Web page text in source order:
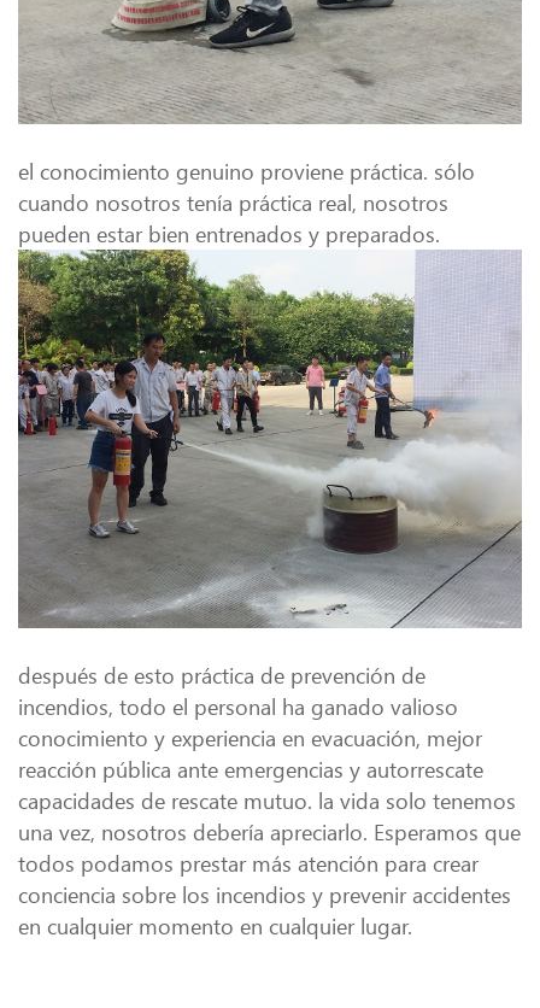
el conocimiento genuino proviene práctica. sólo
cuando nosotros tenía práctica real, nosotros
pueden estar bien entrenados y preparados.
después de esto práctica de prevención de
incendios, todo el personal ha ganado valioso
conocimiento y experiencia en evacuación, mejor
reacción pública ante emergencias y autorrescate
capacidades de rescate mutuo. la vida solo tenemos
una vez, nosotros debería apreciarlo. Esperamos que
todos podamos prestar más atención para crear
conciencia sobre los incendios y prevenir accidentes
en cualquier momento en cualquier lugar.